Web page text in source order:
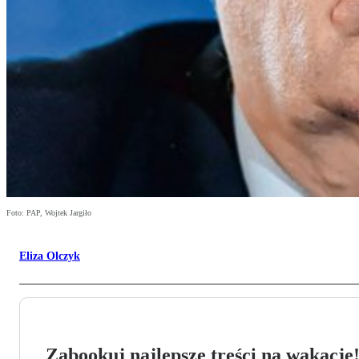
Foto: PAP, Wojtek Jargiło
Eliza Olczyk